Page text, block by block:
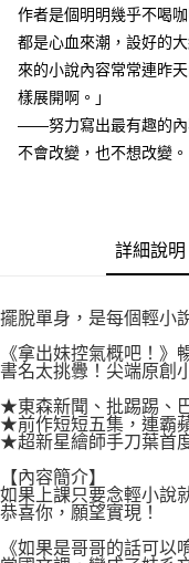
是否繳費成功／繳費後需
【注意事項】
１．透過由恩沛科技股份有
易，需依本服務之必要範圍
權轉讓予恩沛科技股份有限
２．關於個人資料處理事宜
４．使用「AFTEE先享後
５．嚴禁一人註冊多個帳號
恩沛科技股份有限公司將有
每筆NT$80，滿
7-11取貨付款
每筆NT$80，滿NT$500(
付款後7-11取貨
每筆NT$80，滿NT$500(
國家/地區配送
作者是個明明幾乎不喝
都是心血來潮，設好的
來的小說內容常常連昨
樣展開啊。」
——努力寫出最有趣的內
不會改變，也不想改變。
詳細說明
擺脫單身，是每個輕小
《拿出妹控氣概吧！
書名太挑釁！尖端原創
★東森新聞、批踢踢、
★前作短短五集，連霸
★超新星繪師手刀葉首
【內容簡介】
如果上課只要念輕小
恭喜你，願望實現！
《如果是哥哥的話可以